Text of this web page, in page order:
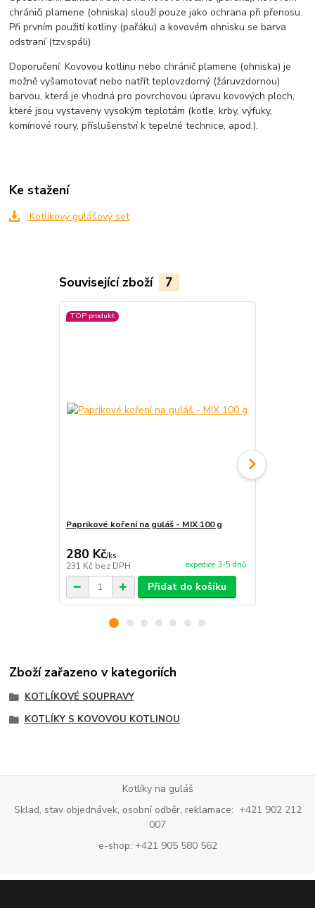
chrániči plamene (ohniska) slouží pouze jako ochrana při přenosu.
Při prvním použití kotliny (pařáku) a kovovém ohnisku se barva
odstraní (tzv.spáli)
Doporučení: Kovovou kotlinu nebo chránič plamene (ohniska) je
možně vyšamotovať nebo natřít teplovzdorný (žáruvzdornou)
barvou, která je vhodná pro povrchovou úpravu kovových ploch,
které jsou vystaveny vysokým teplotám (kotle, krby, výfuky,
komínové roury, příslušenství k tepelné technice, apod.).
Ke stažení
Kotlíkový gulášový set
Související zboží 7
TOP produkt
Paprikové koření na guláš - MIX 100 g
280 Kč/ks
231 Kč bez DPH expedice 3-5 dnů
Přidat do košíku
Zboží zařazeno v kategoriích
KOTLÍKOVÉ SOUPRAVY
KOTLÍKY S KOVOVOU KOTLINOU
Kotlíky na guláš
Sklad, stav objednávek, osobní odběr, reklamace: +421 902 212
007
e-shop: +421 905 580 562